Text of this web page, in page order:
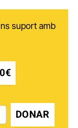
suport amb
DONAR